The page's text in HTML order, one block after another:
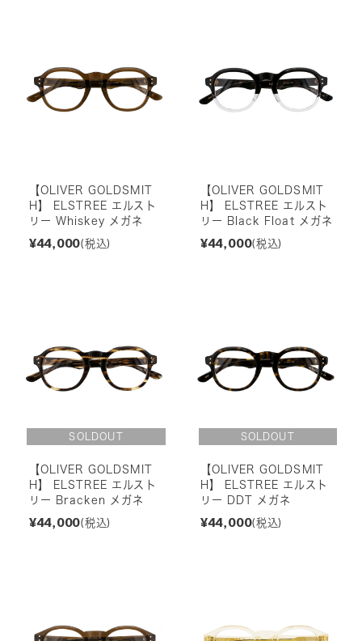
【OLIVER GOLDSMIT
H】 ELSTREE エルスト
リー Whiskey メガネ
¥44,000(税込)
【OLIVER GOLDSMIT
H】 ELSTREE エルスト
リー Black Float メガネ
¥44,000(税込)
【OLIVER GOLDSMIT
H】 ELSTREE エルスト
リー Bracken メガネ
¥44,000(税込)
【OLIVER GOLDSMIT
H】 ELSTREE エルスト
リー DDT メガネ
¥44,000(税込)